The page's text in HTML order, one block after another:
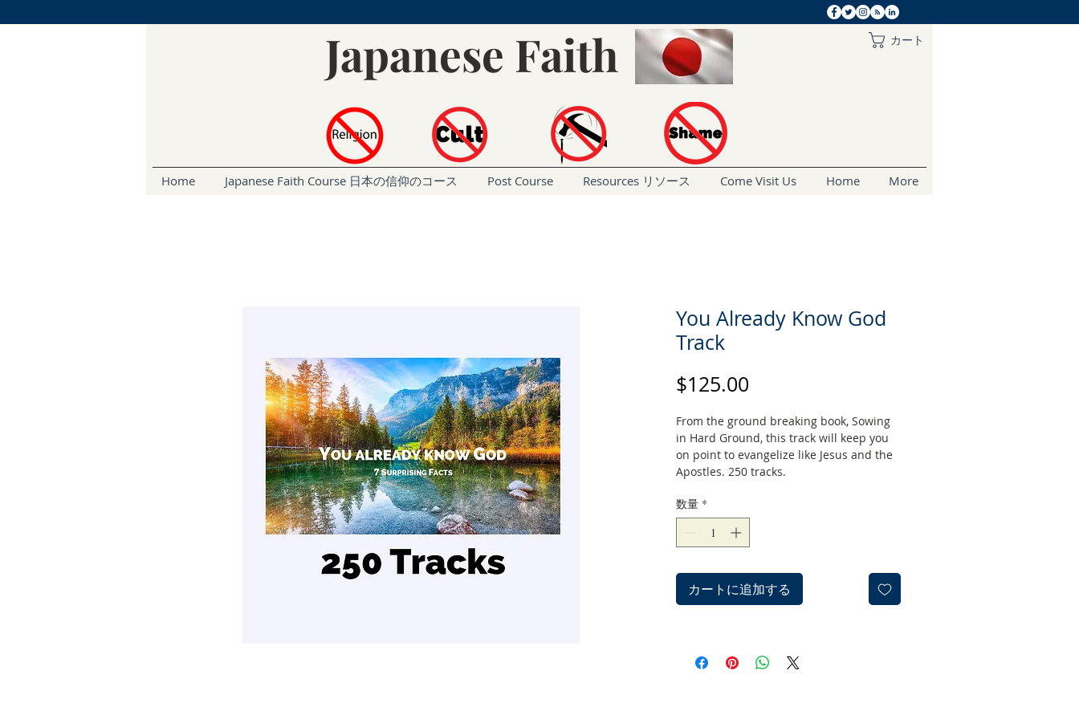
Japanese Faith カート
Home Japanese Faith Course 日本の信仰のコース Post Course Resources リソース Come Visit Us Home More
You Already Know God
Track
$125.00
From the ground breaking book, Sowing
in Hard Ground, this track will keep you
on point to evangelize like Jesus and the
Apostles. 250 tracks.
数量 *
カートに追加する